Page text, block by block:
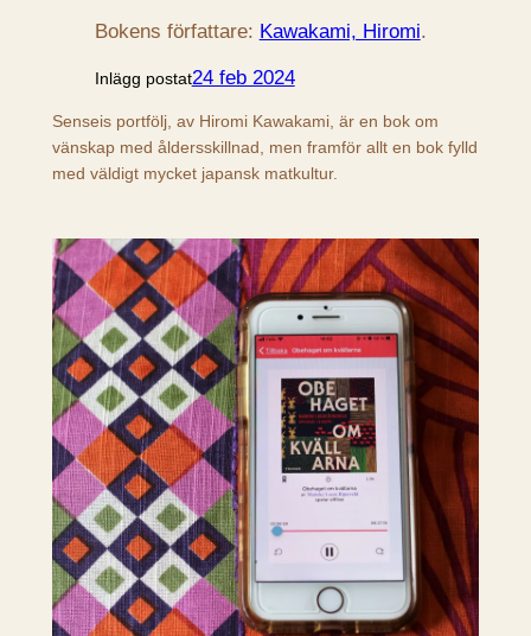
Bokens författare: Kawakami, Hiromi.
Inlägg postat24 feb 2024
Senseis portfölj, av Hiromi Kawakami, är en bok om
vänskap med åldersskillnad, men framför allt en bok fylld
med väldigt mycket japansk matkultur.